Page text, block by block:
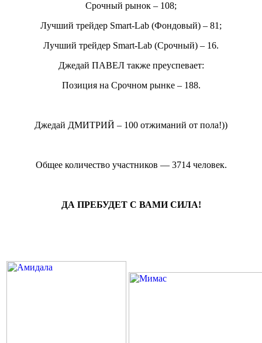
Срочный рынок – 108;
Лучший трейдер Smart-Lab (Фондовый) – 81;
Лучший трейдер Smart-Lab (Срочный) – 16.
Джедай ПАВЕЛ также преуспевает:
Позиция на Срочном рынке – 188.
Джедай ДМИТРИЙ – 100 отжиманий от пола!))
Общее количество участников — 3714 человек.
ДА ПРЕБУДЕТ С ВАМИ СИЛА!